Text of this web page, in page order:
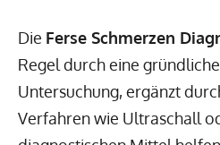
Die Ferse Schmerzen
Regel durch eine
Untersuchung, ergänzt
Verfahren wie Ultraschall